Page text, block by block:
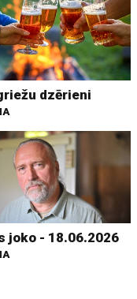
dzērieni
joko - 18.06.2026